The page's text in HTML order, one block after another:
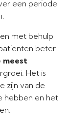
een periode
met behulp
beter
meest
Het is
zijn van de
hebben en het